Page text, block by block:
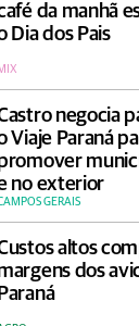
da manhã
Dia dos Pais
negocia
Viaje Paraná
no exterior
GERAIS
altos
dos
Paraná